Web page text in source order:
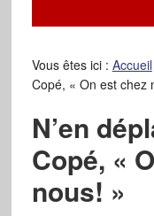
Vous êtes ici : Accueil
Copé, « On est chez
N’en
Copé, «
nous! »